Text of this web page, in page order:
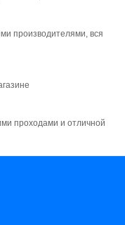
производителями, вся
проходами и отличной